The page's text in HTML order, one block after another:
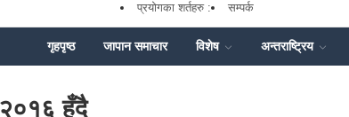
प्रयोगका शर्तहरु : सम्पर्क
गृहपृष्ठ जापान समाचार विशेष अन्तराष्ट्रिय
२०१६ हुँदै